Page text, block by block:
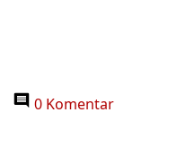
0 Komentar